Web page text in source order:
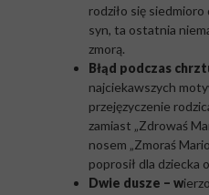
rodziło się
syn, ta ostatnia
zmorą.
Błąd podczas
najciekawszych
przejęzyczenie
zamiast „Zdrowaś
nosem „Zmoraś
poprosił dla dziecka o
Dwie dusze – w